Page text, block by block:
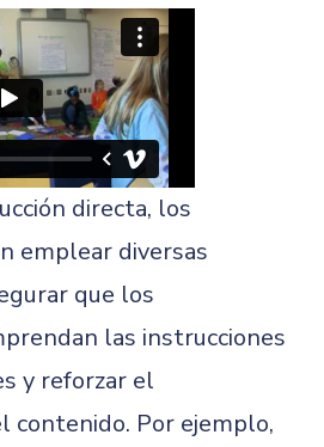
directa, los
emplear diversas
que los
las instrucciones
y reforzar el
contenido. Por ejemplo,